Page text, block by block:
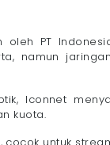
oleh PT
namun
Iconnet
kuota.